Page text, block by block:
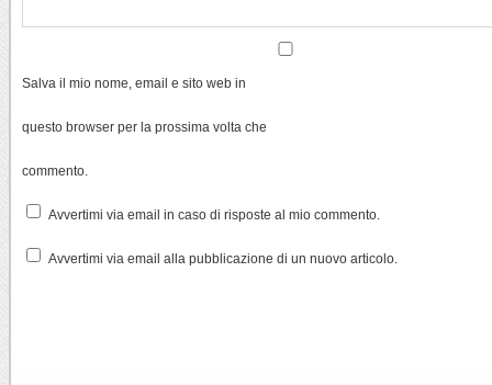
Salva il mio nome, email e sito web in
questo browser per la prossima volta che
commento.
Avvertimi via email in caso di risposte al mio commento.
Avvertimi via email alla pubblicazione di un nuovo articolo.